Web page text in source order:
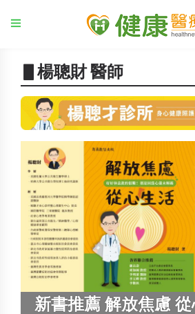
▋楊聰財 醫師
新書推薦 解放焦慮